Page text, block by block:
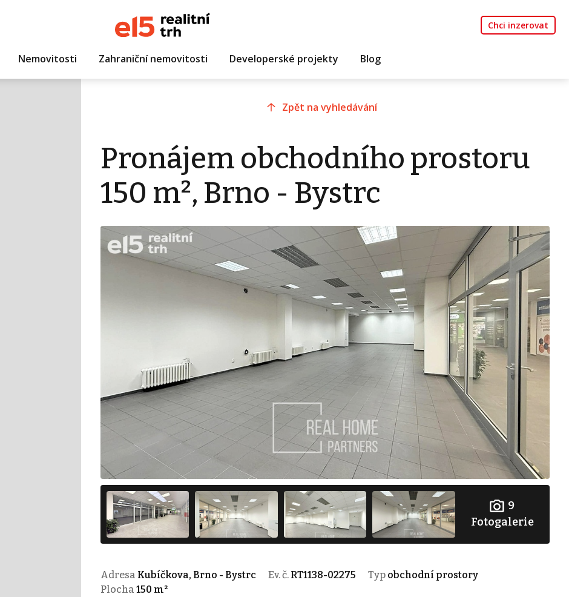
Chci inzerovat
Nemovitosti Zahraniční nemovitosti Developerské projekty Blog
Zpět na vyhledávání
Pronájem obchodního prostoru
150 m², Brno - Bystrc
9
Fotogalerie
Adresa Kubíčkova, Brno - Bystrc Ev. č. RT1138-02275 Typ obchodní prostory
Plocha 150 m²